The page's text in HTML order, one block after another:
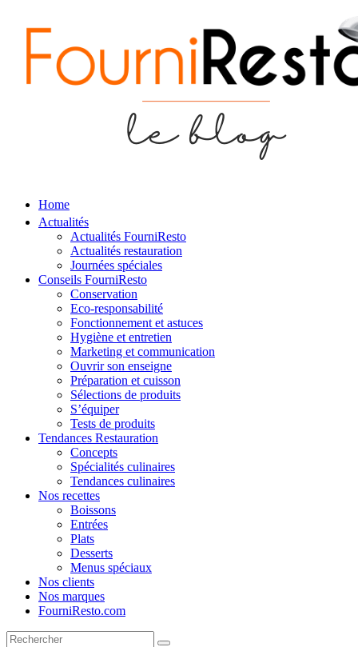
Home
Actualités
Actualités FourniResto
Actualités restauration
Journées spéciales
Conseils FourniResto
Conservation
Eco-responsabilité
Fonctionnement et astuces
Hygiène et entretien
Marketing et communication
Ouvrir son enseigne
Préparation et cuisson
Sélections de produits
S’équiper
Tests de produits
Tendances Restauration
Concepts
Spécialités culinaires
Tendances culinaires
Nos recettes
Boissons
Entrées
Plats
Desserts
Menus spéciaux
Nos clients
Nos marques
FourniResto.com